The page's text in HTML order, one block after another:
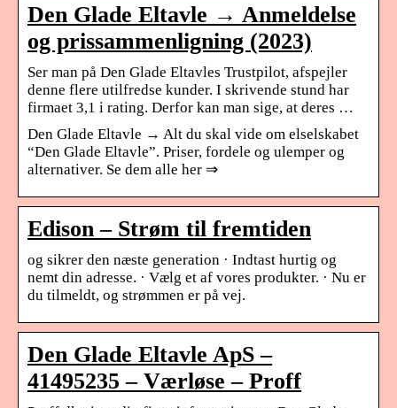
Den Glade Eltavle → Anmeldelse
og prissammenligning (2023)
Ser man på Den Glade Eltavles Trustpilot, afspejler
denne flere utilfredse kunder. I skrivende stund har
firmaet 3,1 i rating. Derfor kan man sige, at deres …
Den Glade Eltavle → Alt du skal vide om elselskabet
“Den Glade Eltavle”. Priser, fordele og ulemper og
alternativer. Se dem alle her ⇒
Edison – Strøm til fremtiden
og sikrer den næste generation · Indtast hurtig og
nemt din adresse. · Vælg et af vores produkter. · Nu er
du tilmeldt, og strømmen er på vej.
Den Glade Eltavle ApS –
41495235 – Værløse – Proff